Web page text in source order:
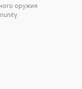
оружия